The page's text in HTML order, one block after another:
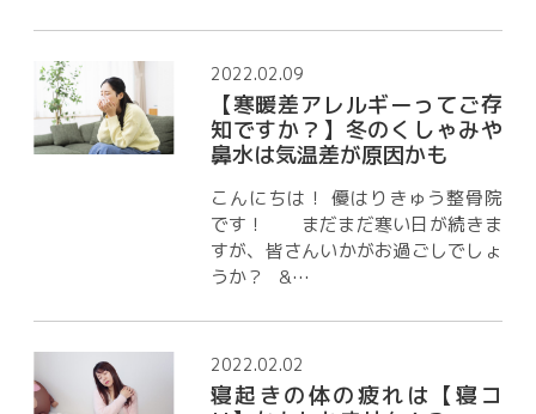
2022.02.09
【寒暖差アレルギーってご存
知ですか？】冬のくしゃみや
鼻水は気温差が原因かも
こんにちは！ 優はりきゅう整骨院
です！ まだまだ寒い日が続きま
すが、皆さんいかがお過ごしでしょ
うか？ &…
2022.02.02
寝起きの体の疲れは【寝コ